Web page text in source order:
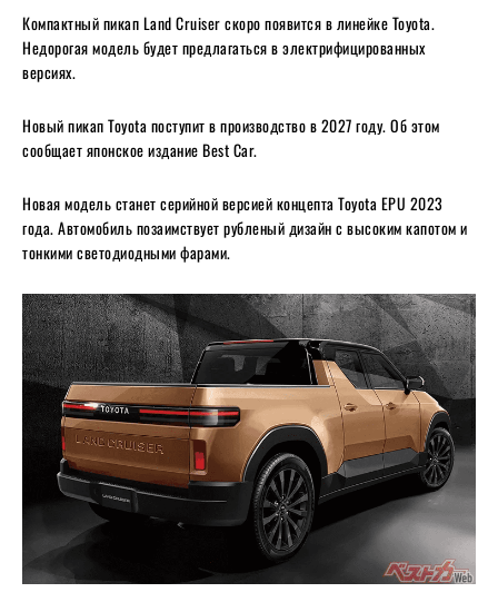
Компактный пикап Land Cruiser скоро появится в линейке Toyota.
Недорогая модель будет предлагаться в электрифицированных
версиях.
Новый пикап Toyota поступит в производство в 2027 году. Об этом
сообщает японское издание Best Car.
Новая модель станет серийной версией концепта Toyota EPU 2023
года. Автомобиль позаимствует рубленый дизайн с высоким капотом и
тонкими светодиодными фарами.